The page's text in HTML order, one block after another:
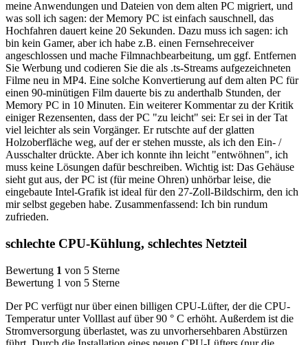
meine Anwendungen und Dateien von dem alten PC migriert, und
was soll ich sagen: der Memory PC ist einfach sauschnell, das
Hochfahren dauert keine 20 Sekunden. Dazu muss ich sagen: ich
bin kein Gamer, aber ich habe z.B. einen Fernsehreceiver
angeschlossen und mache Filmnachbearbeitung, um ggf. Entfernen
Sie Werbung und codieren Sie die als .ts-Streams aufgezeichneten
Filme neu in MP4. Eine solche Konvertierung auf dem alten PC für
einen 90-minütigen Film dauerte bis zu anderthalb Stunden, der
Memory PC in 10 Minuten. Ein weiterer Kommentar zu der Kritik
einiger Rezensenten, dass der PC "zu leicht" sei: Er sei in der Tat
viel leichter als sein Vorgänger. Er rutschte auf der glatten
Holzoberfläche weg, auf der er stehen musste, als ich den Ein- /
Ausschalter drückte. Aber ich konnte ihn leicht "entwöhnen", ich
muss keine Lösungen dafür beschreiben. Wichtig ist: Das Gehäuse
sieht gut aus, der PC ist (für meine Ohren) unhörbar leise, die
eingebaute Intel-Grafik ist ideal für den 27-Zoll-Bildschirm, den ich
mir selbst gegeben habe. Zusammenfassend: Ich bin rundum
zufrieden.
schlechte CPU-Kühlung, schlechtes Netzteil
Bewertung 1 von 5 Sterne
Bewertung 1 von 5 Sterne
Der PC verfügt nur über einen billigen CPU-Lüfter, der die CPU-
Temperatur unter Volllast auf über 90 ° C erhöht. Außerdem ist die
Stromversorgung überlastet, was zu unvorhersehbaren Abstürzen